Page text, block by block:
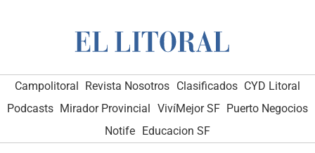
Campolitoral Revista Nosotros Clasificados CYD Litoral
Podcasts Mirador Provincial VivíMejor SF Puerto Negocios
Notife Educacion SF